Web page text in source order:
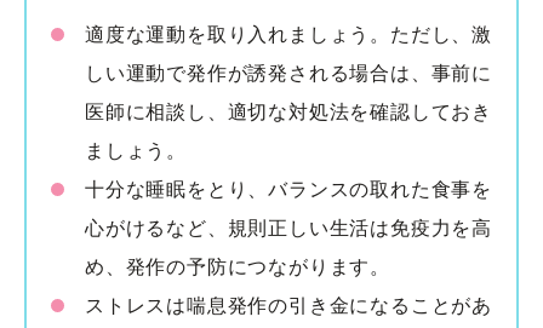
適度な運動を取り入れましょう。ただし、激
しい運動で発作が誘発される場合は、事前に
医師に相談し、適切な対処法を確認しておき
ましょう。
十分な睡眠をとり、バランスの取れた食事を
心がけるなど、規則正しい生活は免疫力を高
め、発作の予防につながります。
ストレスは喘息発作の引き金になることがあ